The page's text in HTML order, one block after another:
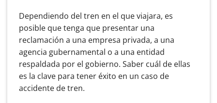
Dependiendo del tren en el que viajara, es
posible que tenga que presentar una
reclamación a una empresa privada, a una
agencia gubernamental o a una entidad
respaldada por el gobierno. Saber cuál de ellas
es la clave para tener éxito en un caso de
accidente de tren.